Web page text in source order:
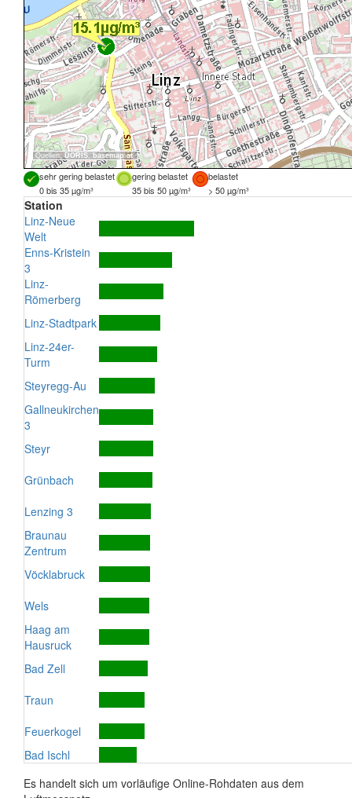
Quellen:DORIS, basemap.at
sehr gering belastet gering belastet
belastet
0 bis 35 µg/m³
35 bis 50 µg/m³ > 50 µg/m³
Station
Linz-Neue
Welt
Enns-Kristein
3
Linz-
Römerberg
Linz-Stadtpark
Linz-24er-
Turm
Steyregg-Au
Gallneukirchen
3
Steyr
Grünbach
Lenzing 3
Braunau
Zentrum
Vöcklabruck
Wels
Haag am
Hausruck
Bad Zell
Traun
Feuerkogel
Bad Ischl
Es handelt sich um vorläufige Online-Rohdaten aus dem